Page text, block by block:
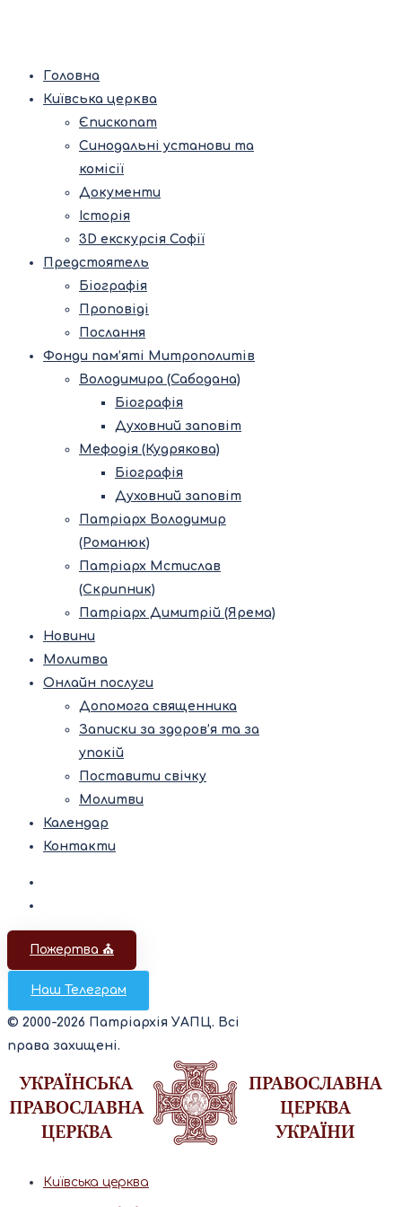
Головна
Київська церква
Єпископат
Синодальні установи та
комісії
Документи
Історія
3D екскурсія Софії
Предстоятель
Біографія
Проповіді
Послання
Фонди пам’яті Митрополитів
Володимира (Сабодана)
Біографія
Духовний заповіт
Мефодія (Кудрякова)
Біографія
Духовний заповіт
Патріарх Володимир
(Романюк)
Патріарх Мстислав
(Скрипник)
Патріарх Димитрій (Ярема)
Новини
Молитва
Онлайн послуги
Допомога священника
Записки за здоров’я та за
упокій
Поставити свічку
Молитви
Календар
Контакти
Пожертва ⛪️
Наш Телеграм
© 2000-2026 Патріархія УАПЦ. Всі
права захищені.
Київська церква